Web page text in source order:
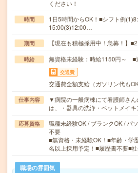
ください！
時間
1日5時間からOK！■シフト例
15:00(3)12:00…
期間 【現在も積極採用中！急募！】
時給 無資格未経験：時給1150円～
交通費
交通費全額支給（ガソリン代もOK
仕事内容
▼病院の一般病棟にて看護師さ
は、・器具の洗浄・ベットメイ
応募資格
職種未経験OK / ブランクOK / パ
不要
■無資格・未経験OK！■年齢・学
名以上採用予定！■履歴書不要■
職場の雰囲気